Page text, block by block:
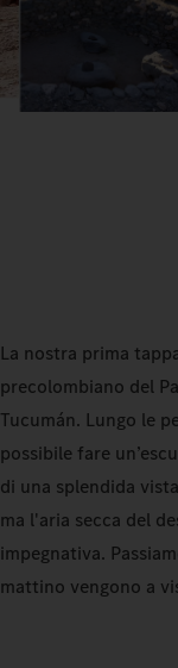
La nostra prima
precolombiano del
Tucumán. Lungo le
possibile fare
di una splendida
ma l'aria secca del
impegnativa.
mattino vengono a